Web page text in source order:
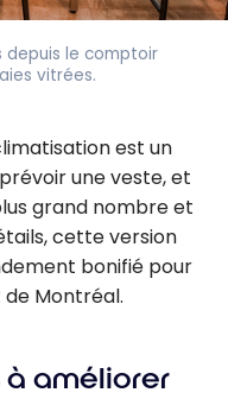
depuis le comptoir
vitrées.
est un
une veste, et
grand nombre et
cette version
bonifié pour
Montréal.
à améliorer